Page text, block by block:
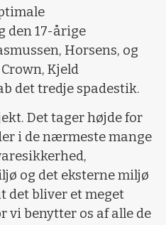
den 17-årige
Horsens, og
Kjeld
det tredje spadestik.
Det tager højde for
i de nærmeste mange
og det eksterne miljø
det bliver et meget
vi benytter os af alle de